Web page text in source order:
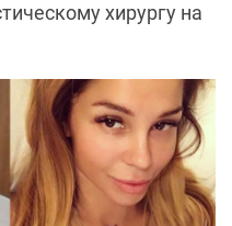
хирургу на